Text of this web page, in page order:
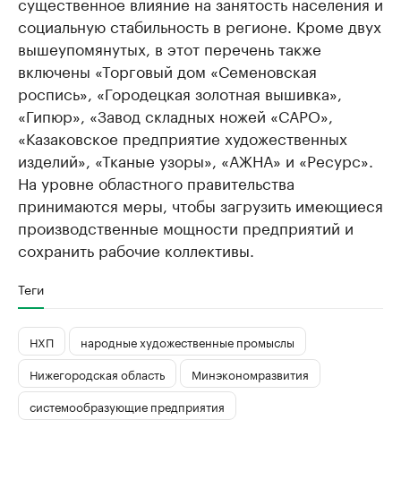
социальную стабильность в регионе. Кроме двух
вышеупомянутых, в этот перечень также
включены «Торговый дом «Семеновская
роспись», «Городецкая золотная вышивка»,
«Гипюр», «Завод складных ножей «САРО»,
«Казаковское предприятие художественных
изделий», «Тканые узоры», «АЖНА» и «Ресурс».
На уровне областного правительства
принимаются меры, чтобы загрузить имеющиеся
производственные мощности предприятий и
сохранить рабочие коллективы.
Теги
НХП
народные художественные промыслы
Нижегородская область
Минэкономразвития
системообразующие предприятия